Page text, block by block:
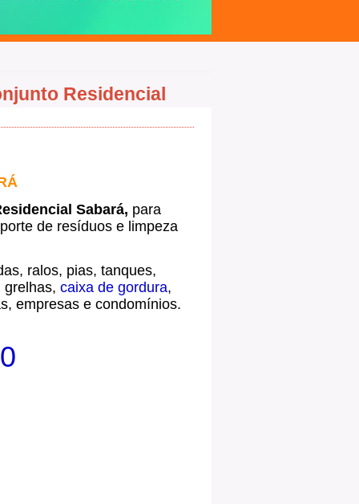
Residencial
Sabará, para
de resíduos e limpeza
ralos, pias, tanques,
grelhas, caixa de gordura,
empresas e condomínios.